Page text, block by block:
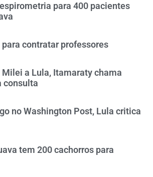
para 400 pacientes
para contratar professores
a Lula, Itamaraty chama
consulta
no Washington Post, Lula critica
tem 200 cachorros para